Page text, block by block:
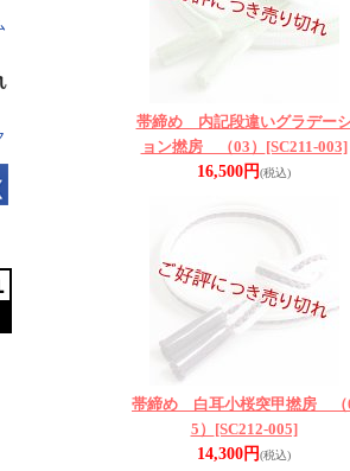
帯締め 内記段違いグラデー
ョン撚房 （03） [SC211-003]
16,500円(税込)
帯締め 白耳小桜突甲撚房 （
5） [SC212-005]
14,300円(税込)